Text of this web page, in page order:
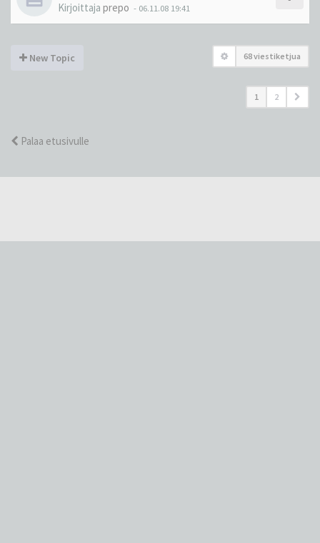
Kirjoittaja prepo - 06.11.08 19:41
New Topic 68 viestiketjua
1 2
Palaa etusivulle